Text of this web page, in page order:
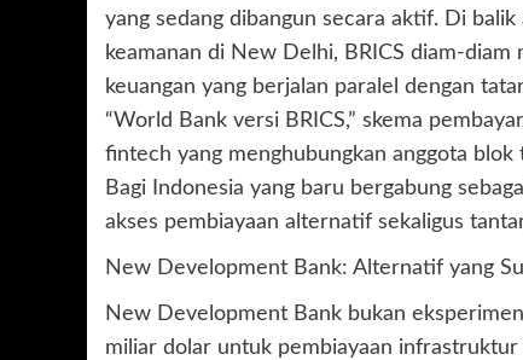
yang sedang dibangun secara aktif. Di
keamanan di New Delhi, BRICS diam-
keuangan yang berjalan paralel dengan
“World Bank versi BRICS,” skema
fintech yang menghubungkan anggota
Bagi Indonesia yang baru bergabung
akses pembiayaan alternatif sekaligus
New Development Bank: Alternatif yang
New Development Bank bukan
miliar dolar untuk pembiayaan